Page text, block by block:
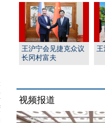
动...
并
王沪宁会见捷克众议
长冈村富夫
王
视频报道